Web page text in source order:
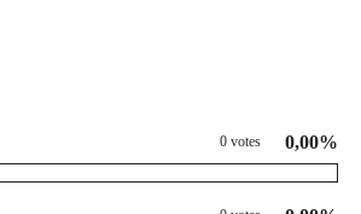
0 votes 0,00%